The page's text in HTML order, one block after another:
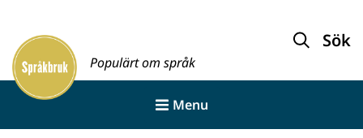
innehållet
Framsida
Populärt om språk
Sök
Menu